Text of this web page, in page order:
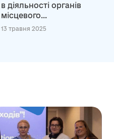
в діяльності органів
місцевого...
13 травня 2025